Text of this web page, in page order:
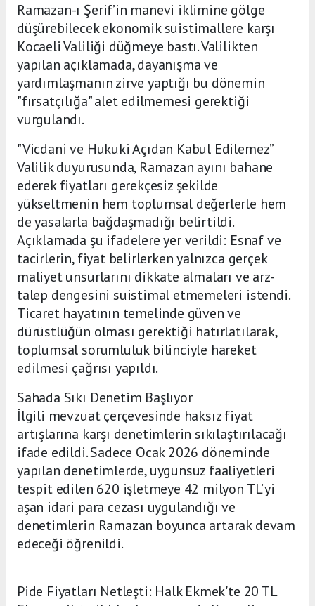
Ramazan-ı Şerif’in manevi iklimine gölge
düşürebilecek ekonomik suistimallere karşı
Kocaeli Valiliği düğmeye bastı. Valilikten
yapılan açıklamada, dayanışma ve
yardımlaşmanın zirve yaptığı bu dönemin
"fırsatçılığa" alet edilmemesi gerektiği
vurgulandı.
"Vicdani ve Hukuki Açıdan Kabul Edilemez”
Valilik duyurusunda, Ramazan ayını bahane
ederek fiyatları gerekçesiz şekilde
yükseltmenin hem toplumsal değerlerle hem
de yasalarla bağdaşmadığı belirtildi.
Açıklamada şu ifadelere yer verildi: Esnaf ve
tacirlerin, fiyat belirlerken yalnızca gerçek
maliyet unsurlarını dikkate almaları ve arz-
talep dengesini suistimal etmemeleri istendi.
Ticaret hayatının temelinde güven ve
dürüstlüğün olması gerektiği hatırlatılarak,
toplumsal sorumluluk bilinciyle hareket
edilmesi çağrısı yapıldı.
Sahada Sıkı Denetim Başlıyor
İlgili mevzuat çerçevesinde haksız fiyat
artışlarına karşı denetimlerin sıkılaştırılacağı
ifade edildi. Sadece Ocak 2026 döneminde
yapılan denetimlerde, uygunsuz faaliyetleri
tespit edilen 620 işletmeye 42 milyon TL’yi
aşan idari para cezası uygulandığı ve
denetimlerin Ramazan boyunca artarak devam
edeceği öğrenildi.
Pide Fiyatları Netleşti: Halk Ekmek'te 20 TL